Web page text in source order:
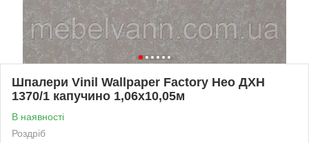
Шпалери Vinil Wallpaper Factory Нео ДХН
1370/1 капучино 1,06х10,05м
В наявності
Роздріб